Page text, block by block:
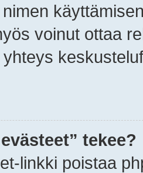
voinut ottaa
tekee?
linkki poistaa